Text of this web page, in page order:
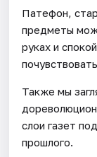
Патефон,
предметы
руках и
Также мы
слои газет
прошлого.